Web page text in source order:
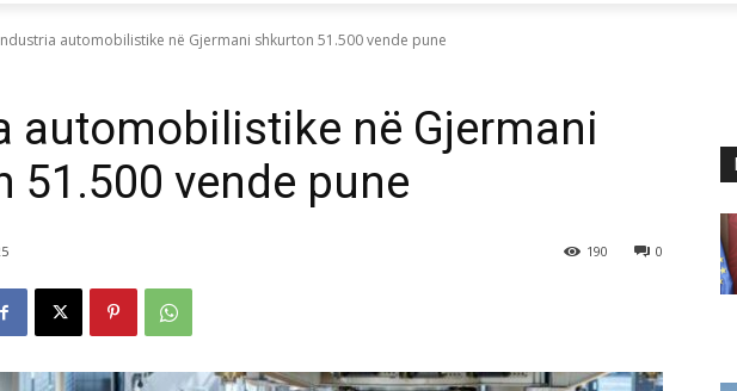
automobilistike në Gjermani shkurton 51.500 vende pune
automobilistike në Gjermani
51.500 vende pune
0
190